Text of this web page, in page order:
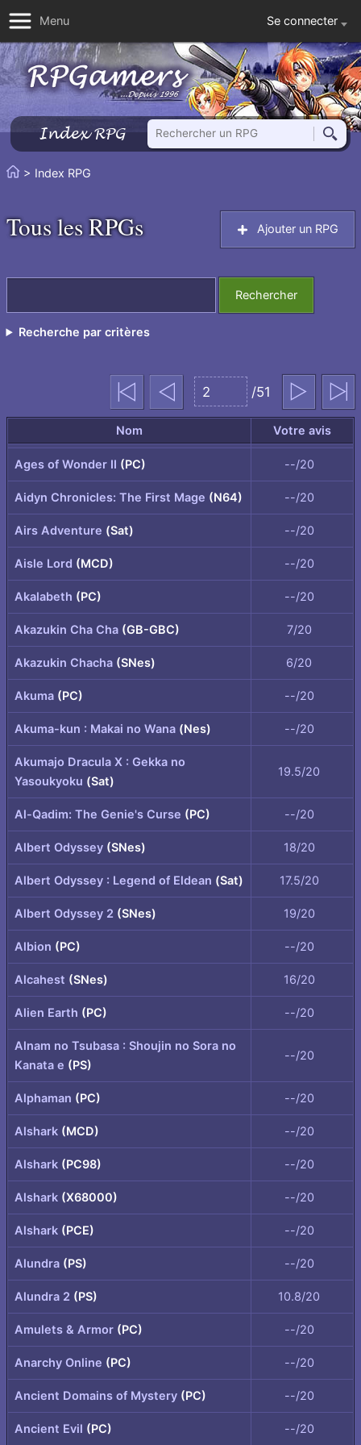
Menu Se connecter
Index RPG
Rechercher un RPG
Vous> Index RPG
Tous les RPGs Ajouter un RPG
Rechercher
Recherche par critères
Première
page
Précédent
/51
la
page
sélectionnée
Nom Votre avis
Ages of Wonder II (PC) --/20
Aidyn Chronicles: The First Mage (N64) --/20
Airs Adventure (Sat) --/20
Aisle Lord (MCD) --/20
Akalabeth (PC) --/20
Akazukin Cha Cha (GB-GBC) 7/20
Akazukin Chacha (SNes) 6/20
Akuma (PC) --/20
Akuma-kun : Makai no Wana (Nes) --/20
Akumajo Dracula X : Gekka no
Yasoukyoku (Sat)
19.5/20
Al-Qadim: The Genie's Curse (PC) --/20
Albert Odyssey (SNes) 18/20
Albert Odyssey : Legend of Eldean (Sat) 17.5/20
Albert Odyssey 2 (SNes) 19/20
Albion (PC) --/20
Alcahest (SNes) 16/20
Alien Earth (PC) --/20
Alnam no Tsubasa : Shoujin no Sora no
Kanata e (PS)
--/20
Alphaman (PC) --/20
Alshark (MCD) --/20
Alshark (PC98) --/20
Alshark (X68000) --/20
Alshark (PCE) --/20
Alundra (PS) --/20
Alundra 2 (PS) 10.8/20
Amulets & Armor (PC) --/20
Anarchy Online (PC) --/20
Ancient Domains of Mystery (PC) --/20
Ancient Evil (PC) --/20